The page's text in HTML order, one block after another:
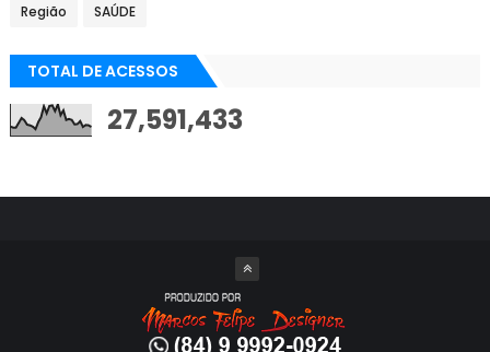
Região SAÚDE
TOTAL DE ACESSOS
27,591,433